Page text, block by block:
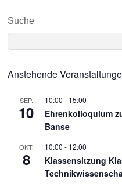
Suche
Anstehende
SEP.
10
10:00 - 15:00
Ehrenkolloquium
Banse
OKT.
8
10:00 - 12:00
Klassensitzung